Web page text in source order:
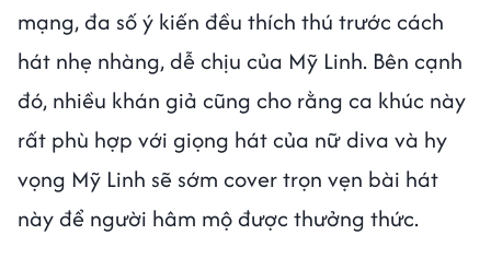
mạng, đa số ý kiến đều thích thú trước cách
hát nhẹ nhàng, dễ chịu của Mỹ Linh. Bên cạnh
đó, nhiều khán giả cũng cho rằng ca khúc này
rất phù hợp với giọng hát của nữ diva và hy
vọng Mỹ Linh sẽ sớm cover trọn vẹn bài hát
này để người hâm mộ được thưởng thức.